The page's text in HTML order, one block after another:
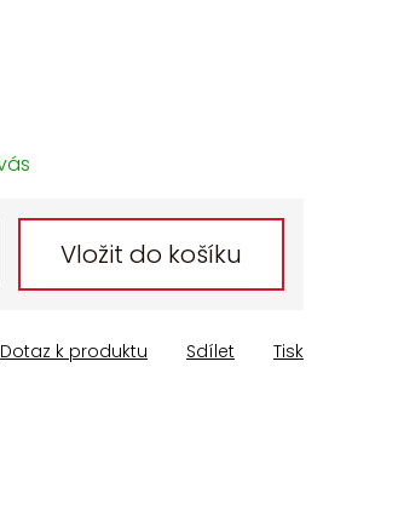
Vložit do košíku
Tisk
Dotaz k produktu Sdílet